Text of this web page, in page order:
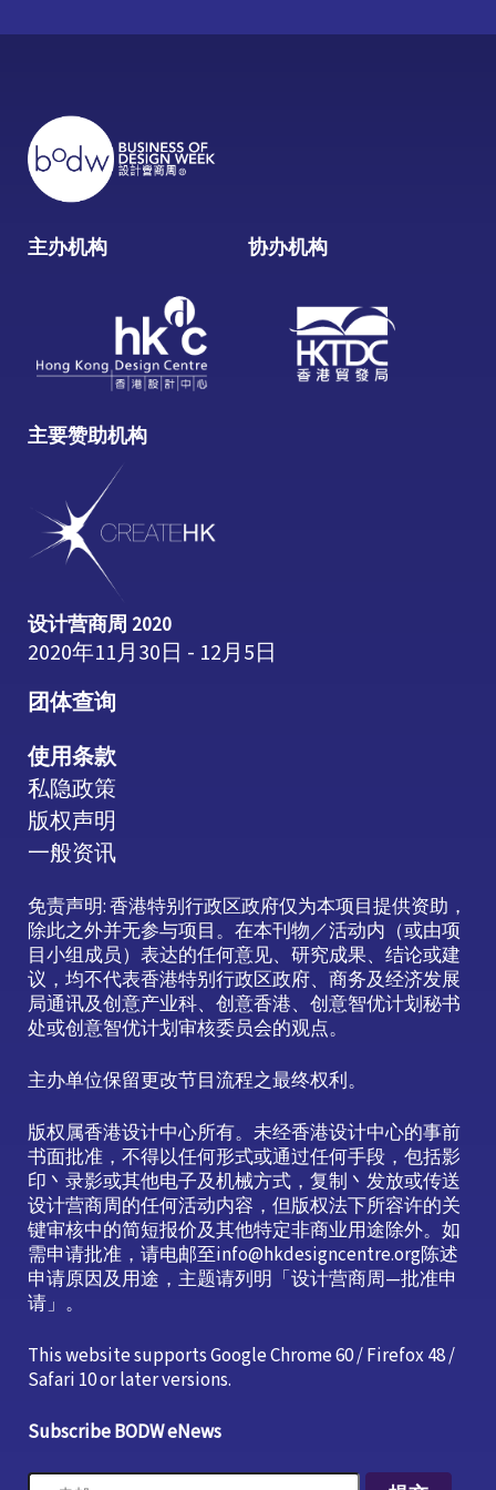
主办机构 协办机构
主要赞助机构
设计营商周 2020
2020年11月30日 - 12月5日
团体查询
使用条款
私隐政策
版权声明
一般资讯
免责声明: 香港特别行政区政府仅为本项目提供资助，
除此之外并无参与项目。在本刊物／活动内（或由项
目小组成员）表达的任何意见、研究成果、结论或建
议，均不代表香港特别行政区政府、商务及经济发展
局通讯及创意产业科、创意香港、创意智优计划秘书
处或创意智优计划审核委员会的观点。
主办单位保留更改节目流程之最终权利。
版权属香港设计中心所有。未经香港设计中心的事前
书面批准，不得以任何形式或通过任何手段，包括影
印丶录影或其他电子及机械方式，复制丶发放或传送
设计营商周的任何活动内容，但版权法下所容许的关
键审核中的简短报价及其他特定非商业用途除外。如
需申请批准，请电邮至info@hkdesigncentre.org陈述
申请原因及用途，主题请列明「设计营商周—批准申
请」。
This website supports Google Chrome 60 / Firefox 48 /
Safari 10 or later versions.
Subscribe BODW eNews